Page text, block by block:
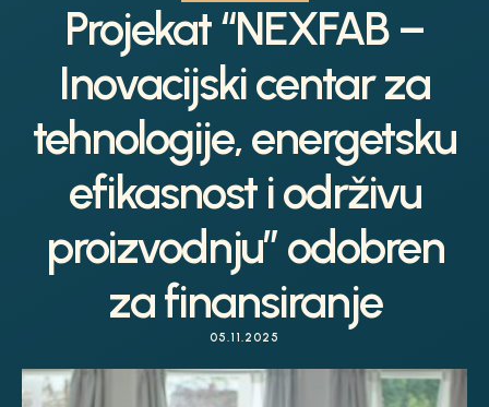
Projekat “NEXFAB –
Inovacijski centar za
tehnologije, energetsku
efikasnost i održivu
proizvodnju” odobren
za finansiranje
05.11.2025